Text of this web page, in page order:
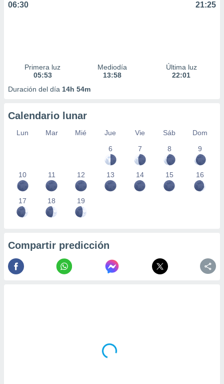
06:30 21:25
Primera luz
05:53
Mediodía
13:58
Última luz
22:01
Duración del día 14h 54m
Calendario lunar
Lun Mar Mié Jue Vie Sáb
Dom
6
7 8 9
10 11 12 13 14 15 16
17 18 19
Compartir predicción